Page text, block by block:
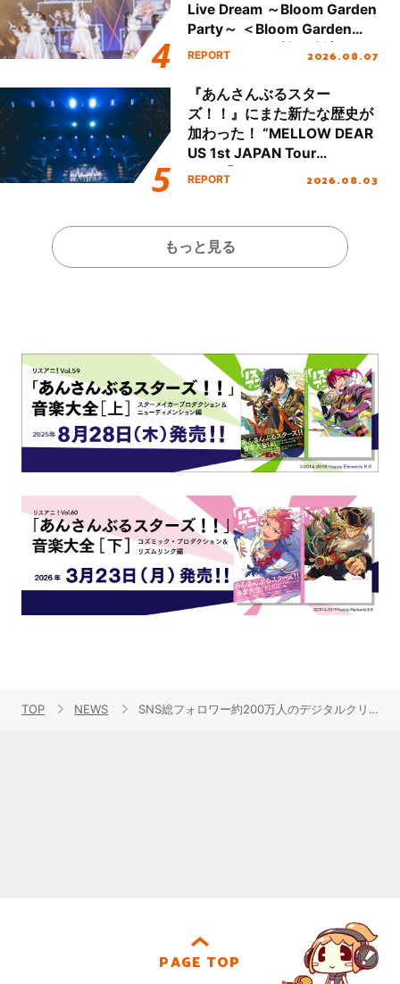
Live Dream ～Bloom Garden
Party～ ＜Bloom Garden
Party Stage／埼玉公演＞”
REPORT 2026.08.07
『あんさんぶるスター
ズ！！』にまた新たな歴史が
加わった！ “MELLOW DEAR
US 1st JAPAN Tour
Final「NICE to meet YOU
REPORT 2026.08.03
もっと見る
TOP NEWS SNS総フォロワー約200万人のデジタルクリエイター・マツヤマイカ、TVアニメ『2200年ねこの国ニッポン』主題歌「琥珀色のロンリネス」を書き下ろし！
PAGE TOP